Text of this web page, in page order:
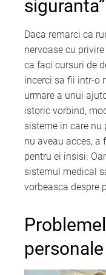
siguranta”
Daca remarci ca
nervoase cu
ca faci cursuri de
incerci sa fii intr-o
urmare a unui
istoric vorbind,
sisteme in care nu
nu aveau acces, a
pentru ei insisi.
sistemul medical
vorbeasca despre
personale